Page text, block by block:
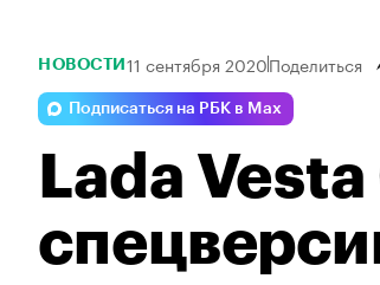
НОВОСТИ 11 сентября 2020Поделиться
Подписаться на РБК в Max
Lada